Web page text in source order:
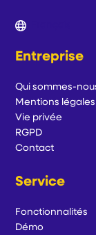
Entreprise
Qui sommes-
Mentions légales
Vie privée
RGPD
Contact
Service
Fonctionnalités
Démo